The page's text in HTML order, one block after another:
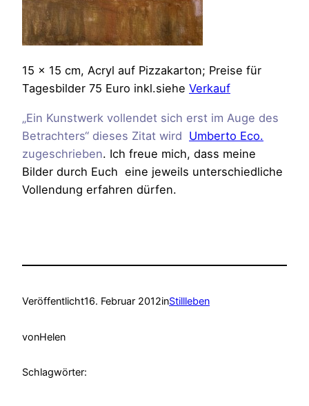
15 x 15 cm, Acryl auf Pizzakarton; Preise für
Tagesbilder 75 Euro inkl.siehe Verkauf
„Ein Kunstwerk vollendet sich erst im Auge des
Betrachters“ dieses Zitat wird Umberto Eco.
zugeschrieben. Ich freue mich, dass meine
Bilder durch Euch eine jeweils unterschiedliche
Vollendung erfahren dürfen.
Veröffentlicht16. Februar 2012inStillleben
vonHelen
Schlagwörter: